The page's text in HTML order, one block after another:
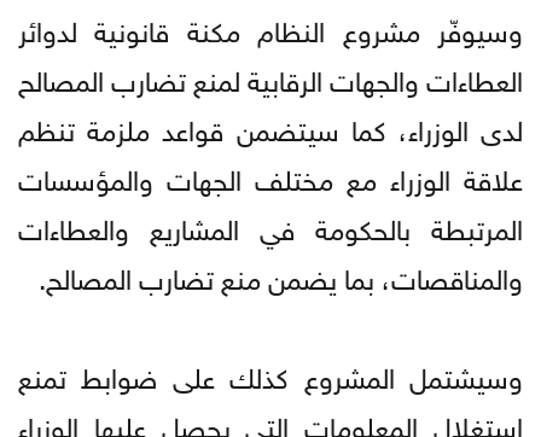
وسيوفّر مشروع النظام مكنة قانونية لدوائر
العطاءات والجهات الرقابية لمنع تضارب المصالح
لدى الوزراء، كما سيتضمن قواعد ملزمة تنظم
علاقة الوزراء مع مختلف الجهات والمؤسسات
المرتبطة بالحكومة في المشاريع والعطاءات
والمناقصات، بما يضمن منع تضارب المصالح.
وسيشتمل المشروع كذلك على ضوابط تمنع
استغلال المعلومات التي يحصل عليها الوزراء